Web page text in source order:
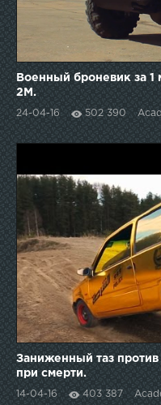
Военный броневик за
2М.
24-04-16 502 390
Заниженный таз против
при смерти.
14-04-16 403 387